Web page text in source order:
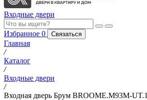
Входные двери
Избранное 0 Связаться
Главная
/
Каталог
/
Входные двери
/
Входная дверь Брум BROOME.M93M-UT.1